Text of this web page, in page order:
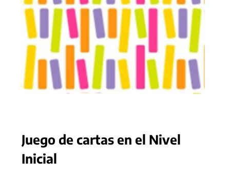
Juego de cartas en el Nivel
Inicial